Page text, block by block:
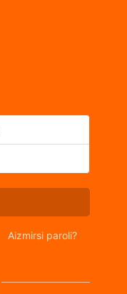
Aizmirsi paroli?